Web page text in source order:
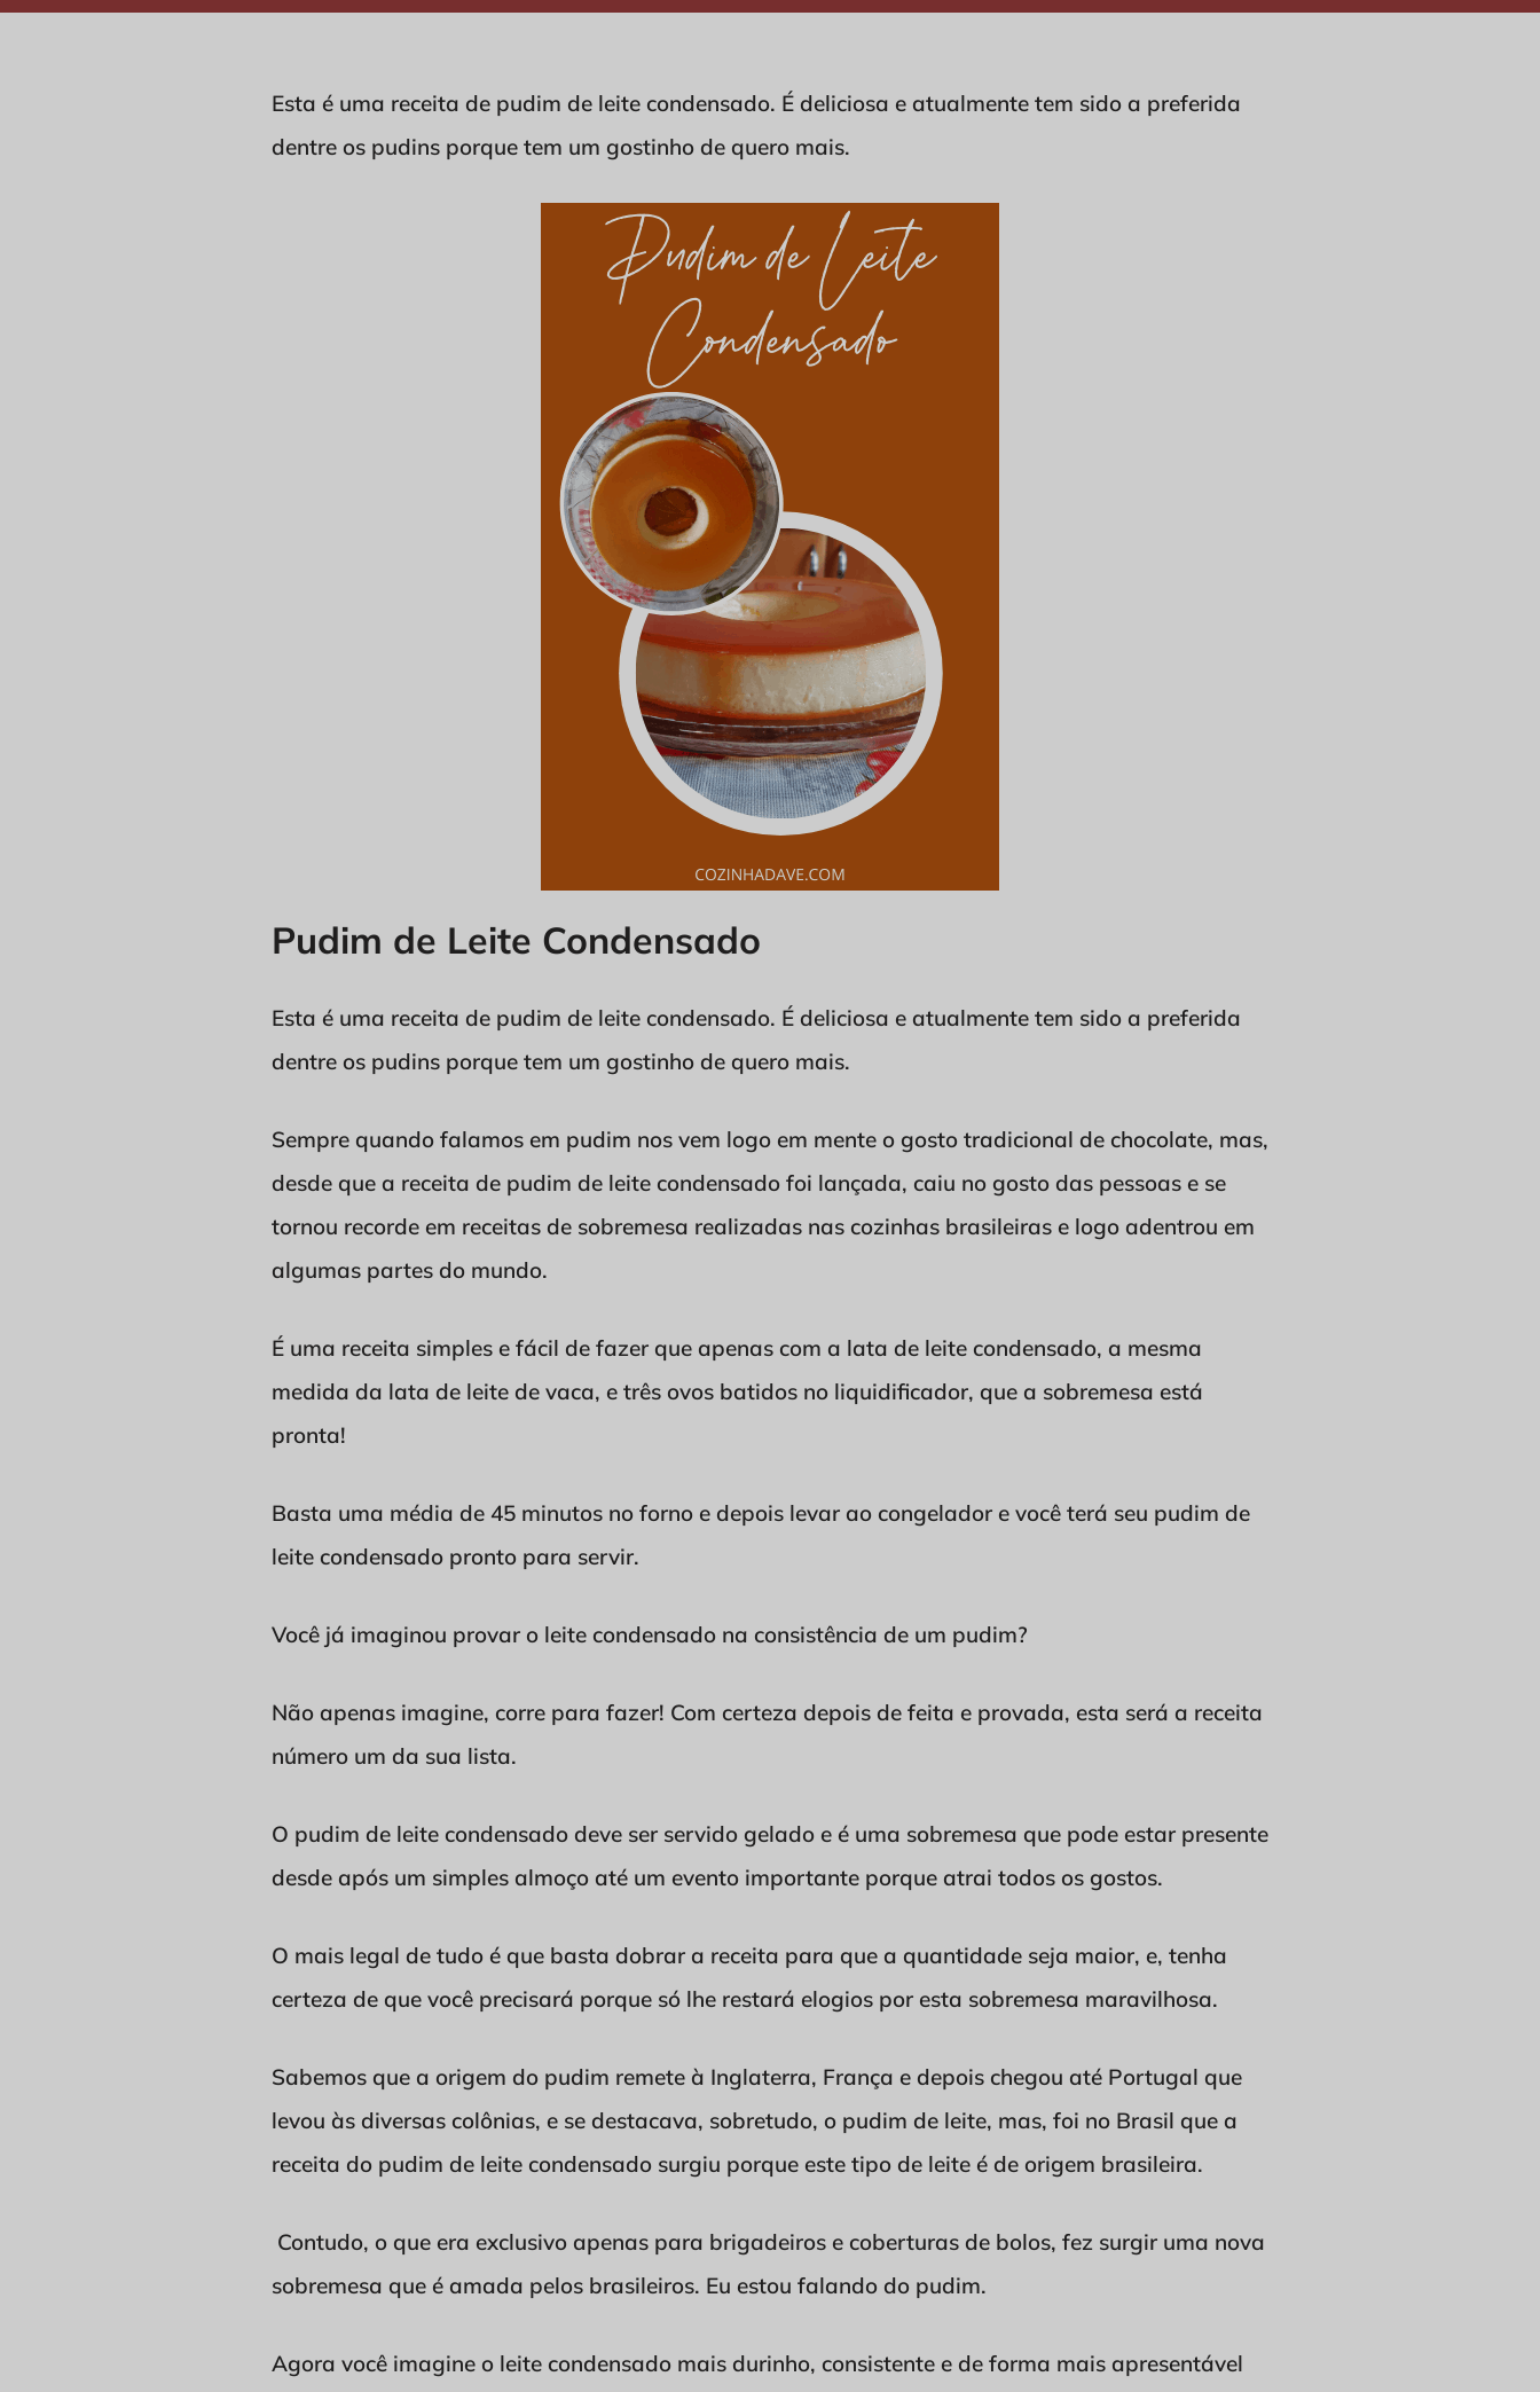
Esta é uma receita de pudim de leite condensado. É deliciosa e atualmente tem sido a preferida
dentre os pudins porque tem um gostinho de quero mais.
Pudim de Leite Condensado
Esta é uma receita de pudim de leite condensado. É deliciosa e atualmente tem sido a preferida
dentre os pudins porque tem um gostinho de quero mais.
Sempre quando falamos em pudim nos vem logo em mente o gosto tradicional de chocolate, mas,
desde que a receita de pudim de leite condensado foi lançada, caiu no gosto das pessoas e se
tornou recorde em receitas de sobremesa realizadas nas cozinhas brasileiras e logo adentrou em
algumas partes do mundo.
É uma receita simples e fácil de fazer que apenas com a lata de leite condensado, a mesma
medida da lata de leite de vaca, e três ovos batidos no liquidificador, que a sobremesa está
pronta!
Basta uma média de 45 minutos no forno e depois levar ao congelador e você terá seu pudim de
leite condensado pronto para servir.
Você já imaginou provar o leite condensado na consistência de um pudim?
Não apenas imagine, corre para fazer! Com certeza depois de feita e provada, esta será a receita
número um da sua lista.
O pudim de leite condensado deve ser servido gelado e é uma sobremesa que pode estar presente
desde após um simples almoço até um evento importante porque atrai todos os gostos.
O mais legal de tudo é que basta dobrar a receita para que a quantidade seja maior, e, tenha
certeza de que você precisará porque só lhe restará elogios por esta sobremesa maravilhosa.
Sabemos que a origem do pudim remete à Inglaterra, França e depois chegou até Portugal que
levou às diversas colônias, e se destacava, sobretudo, o pudim de leite, mas, foi no Brasil que a
receita do pudim de leite condensado surgiu porque este tipo de leite é de origem brasileira.
Contudo, o que era exclusivo apenas para brigadeiros e coberturas de bolos, fez surgir uma nova
sobremesa que é amada pelos brasileiros. Eu estou falando do pudim.
Agora você imagine o leite condensado mais durinho, consistente e de forma mais apresentável